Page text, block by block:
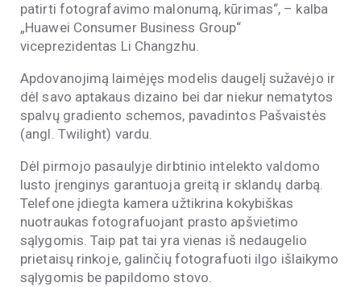
patirti fotografavimo malonumą, kūrimas“, – kalba
„Huawei Consumer Business Group“
viceprezidentas Li Changzhu.
Apdovanojimą laimėjęs modelis daugelį sužavėjo ir
dėl savo aptakaus dizaino bei dar niekur nematytos
spalvų gradiento schemos, pavadintos Pašvaistės
(angl. Twilight) vardu.
Dėl pirmojo pasaulyje dirbtinio intelekto valdomo
lusto įrenginys garantuoja greitą ir sklandų darbą.
Telefone įdiegta kamera užtikrina kokybiškas
nuotraukas fotografuojant prasto apšvietimo
sąlygomis. Taip pat tai yra vienas iš nedaugelio
prietaisų rinkoje, galinčių fotografuoti ilgo išlaikymo
sąlygomis be papildomo stovo.